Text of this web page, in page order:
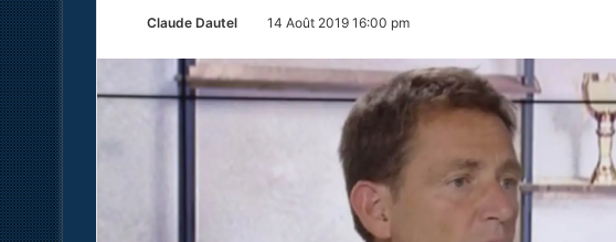
Claude Dautel 14 Août 2019 16:00 pm